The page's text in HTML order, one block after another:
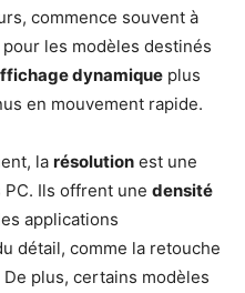
commence souvent à
les modèles destinés
dynamique plus
en mouvement rapide.
la résolution est une
Ils offrent une densité
applications
détail, comme la retouche
plus, certains modèles